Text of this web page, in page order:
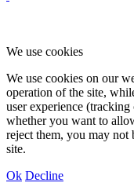
We use cookies
We use cookies on our
operation of the site,
user experience
whether you want to
reject them, you may not
site.
Ok Decline